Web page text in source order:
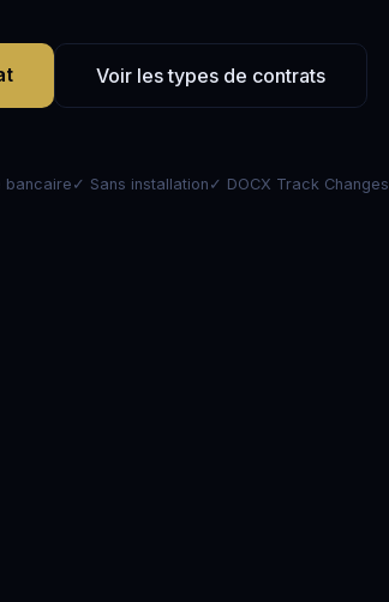
Voir les types de contrats
bancaire✓ Sans installation ✓ DOCX Track Changes